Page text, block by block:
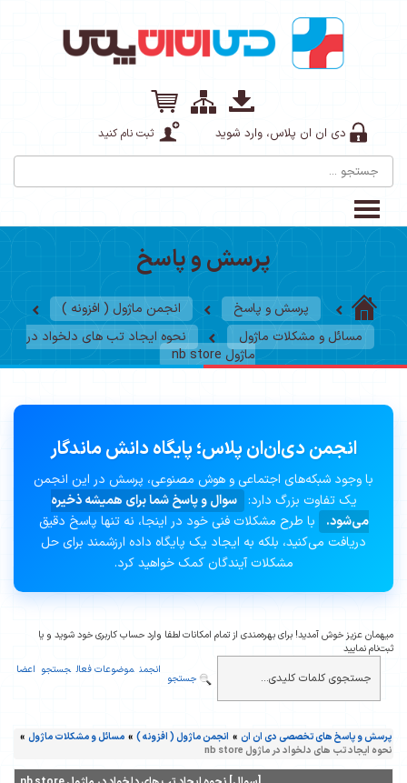
دی ان ان پلاس، وارد شوید ثبت نام کنید
پرسش و پاسخ
پرسش و پاسخ
انجمن ماژول ( افزونه )
مسائل و مشکلات ماژول
نحوه ایجاد تب های دلخواد در
ماژول nb store
انجمن دی‌ان‌ان پلاس؛ پایگاه دانش ماندگار
با وجود شبکه‌های اجتماعی و هوش مصنوعی، پرسش در این انجمن
یک تفاوت بزرگ دارد: سوال و پاسخ شما برای همیشه ذخیره
می‌شود.
با طرح مشکلات فنی خود در اینجا، نه تنها پاسخ دقیق
دریافت می‌کنید، بلکه به ایجاد یک پایگاه داده ارزشمند برای حل
مشکلات آیندگان کمک خواهید کرد.
میهمان عزیز خوش آمدید! برای بهره‌مندی از تمام امکانات لطفا وارد حساب کاربری خود شوید و یا
ثبت‌نام نمایید
انجمن موضوعات فعال جستجو اعضا
جستجو
پرسش و پاسخ های تخصصی دی ان ان » انجمن ماژول ( افزونه ) » مسائل و مشکلات ماژول »
نحوه ایجاد تب های دلخواد در ماژول nb store